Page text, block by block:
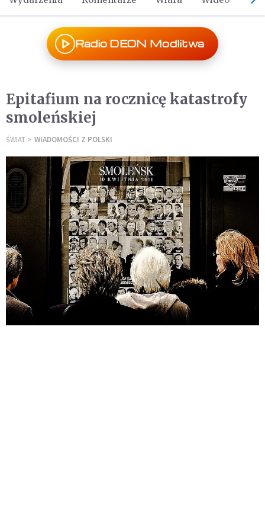
Radio DEON Modlitwa
Epitafium na rocznicę katastrofy
smoleńskiej
ŚWIAT WIADOMOŚCI Z POLSKI